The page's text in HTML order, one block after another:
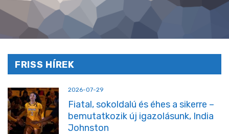
FRISS HÍREK
2026-07-29
Fiatal, sokoldalú és éhes a sikerre –
bemutatkozik új igazolásunk, India
Johnston